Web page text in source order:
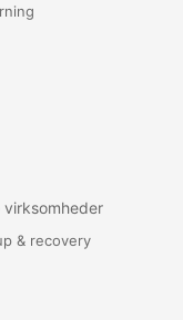
virksomheder
& recovery